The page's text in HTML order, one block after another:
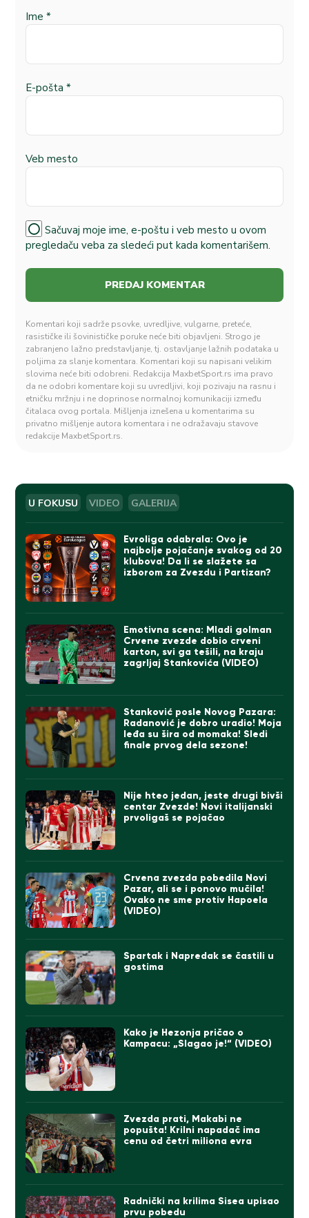
Ime *
E-pošta *
Veb mesto
Sačuvaj moje ime, e-poštu i veb mesto u ovom
pregledaču veba za sledeći put kada komentarišem.
Komentari koji sadrže psovke, uvredljive, vulgarne, preteće,
rasističke ili šovinističke poruke neće biti objavljeni. Strogo je
zabranjeno lažno predstavljanje, tj. ostavljanje lažnih podataka u
poljima za slanje komentara. Komentari koji su napisani velikim
slovima neće biti odobreni. Redakcija MaxbetSport.rs ima pravo
da ne odobri komentare koji su uvredljivi, koji pozivaju na rasnu i
etničku mržnju i ne doprinose normalnoj komunikaciji između
čitalaca ovog portala. Mišljenja iznešena u komentarima su
privatno mišljenje autora komentara i ne odražavaju stavove
redakcije MaxbetSport.rs.
U FOKUSU VIDEO GALERIJA
Evroliga odabrala: Ovo je
najbolje pojačanje svakog od 20
klubova! Da li se slažete sa
izborom za Zvezdu i Partizan?
Emotivna scena: Mladi golman
Crvene zvezde dobio crveni
karton, svi ga tešili, na kraju
zagrljaj Stankovića (VIDEO)
Stanković posle Novog Pazara:
Radanović je dobro uradio! Moja
leđa su šira od momaka! Sledi
finale prvog dela sezone!
Nije hteo jedan, jeste drugi bivši
centar Zvezde! Novi italijanski
prvoligaš se pojačao
Crvena zvezda pobedila Novi
Pazar, ali se i ponovo mučila!
Ovako ne sme protiv Hapoela
(VIDEO)
Spartak i Napredak se častili u
gostima
Kako je Hezonja pričao o
Kampacu: „Slagao je!“ (VIDEO)
Zvezda prati, Makabi ne
popušta! Krilni napadač ima
cenu od četri miliona evra
Radnički na krilima Sisea upisao
prvu pobedu